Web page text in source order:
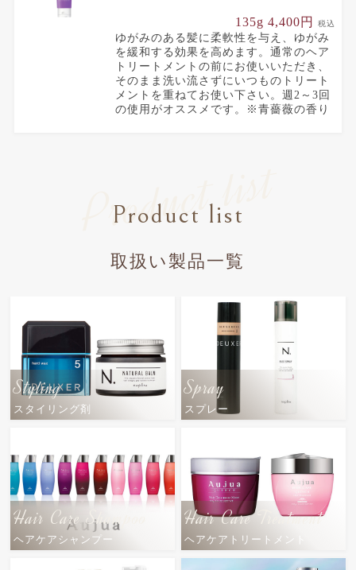
135g 4,400円 税込
ゆがみのある髪に柔軟性を与え、ゆがみ
を緩和する効果を高めます。通常のヘア
トリートメントの前にお使いいただき、
そのまま洗い流さずにいつものトリート
メントを重ねてお使い下さい。週2～3回
の使用がオススメです。※青薔薇の香り
Product list
Product list
取扱い製品一覧
Styling
スタイリング剤
Spray
スプレー
Hair Care Shampoo
ヘアケアシャンプー
Hair Care Treatment
ヘアケアトリートメント